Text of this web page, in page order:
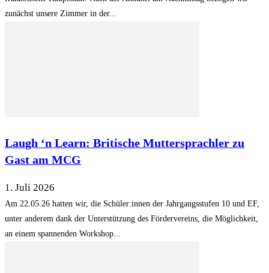
zunächst unsere Zimmer in der...
Laugh ‘n Learn: Britische Muttersprachler zu
Gast am MCG
1. Juli 2026
Am 22.05.26 hatten wir, die Schüler:innen der Jahrgangsstufen 10 und EF,
unter anderem dank der Unterstützung des Fördervereins, die Möglichkeit,
an einem spannenden Workshop...